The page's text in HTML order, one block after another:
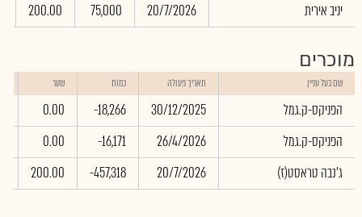
יניב אירית
20/7/2026
75,000
200.00
מוכרים
שם בעל עניין תאריך פעולה כמות שער
הפניקס-ק.גמל 30/12/2025
-18,266
0.00
הפניקס-ק.גמל
26/4/2026
-16,171
0.00
(ג'נבה טראסט(ז
20/7/2026
-457,318
200.00